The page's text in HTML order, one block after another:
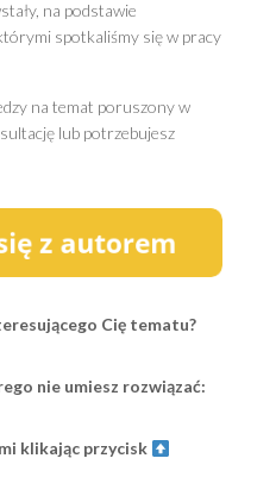
na podstawie
spotkaliśmy się w pracy
na temat poruszony w
lub potrzebujesz
Cię tematu?
nie umiesz rozwiązać:
klikając przycisk